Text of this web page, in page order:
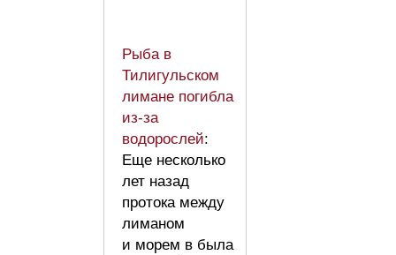
Рыба в
Тилигульском
лимане погибла
из-за
водорослей:
Еще несколько
лет назад
протока между
лиманом
и морем в была